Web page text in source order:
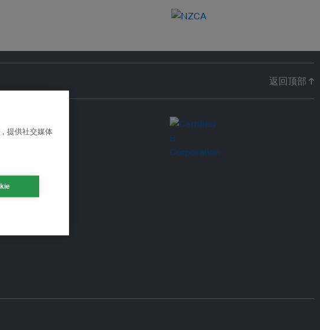
返回顶部 ↑
提供社交媒体